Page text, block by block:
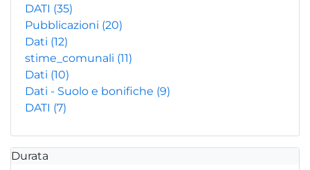
DATI (35)
Pubblicazioni (20)
Dati (12)
stime_comunali (11)
Dati (10)
Dati - Suolo e bonifiche (9)
DATI (7)
Durata